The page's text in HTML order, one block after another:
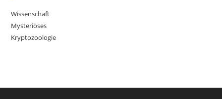
Wissenschaft
Mysteriöses
Kryptozoologie